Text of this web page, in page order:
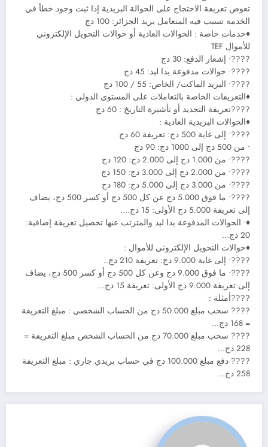
تعوض تعريفة الاحتجاج على الحوالة البريدية إذا ثبت وجود خطأ في
الخدمة تسبب فيه المتعامل بريد الجزائر: 100 دج
♦خدمات خاصة : الحوالات العادية أو حوالات التحويل الإلكتروني
للأموال TEF
????• إشعار الدفع: 30 دج
????• حوالات مدفوعة يدا ليد: 45 دج
????• البريد الماكث/ الخاص: 55 / 100 دج
♦التعريفات الخاصة بالتعاملات على المستوى الدولي :
????تعريفة التجديد أو تأشيرة التاريخ : 60 دج
♦الحوالات البريدية العادية :
????• إلى غاية 500 دج: تعريفة 60 دج
• من 500 دج إلى 1000 دج: 90 دج
????• من 1.000 دج إلى 2.000 دج: 120 دج
????• من 2.000 دج إلى 3.000 دج: 150 دج
????• من 3.000 دج إلى 5.000 دج: 180 دج
????• ما فوق 5.000 دج عن كل 500 دج أو كسر 500 دج، يضاف
إلى تعريفة 5.000 دج الأولى: 15 دج….
♦• الحوالات المدفوعة يدا ليد والمترتب عنها تحصيل تعريفة إضافية:
20 دج…
♦حوالات التحويل الإلكتروني للأموال :
????• إلى غاية 9.000 دج: تعريفة 210 دج..
????• ما فوق 9.000 دج وعن كل 500 دج أو كسر 500 دج، يضاف
إلى تعريفة 9.000 دج الأولى: تعريفة 15 دج…
????أمثلة :
???? سحب مبلغ 50.000 دج من الحساب الشخصي : مبلغ التعريفة
= 168 دج…
???? سحب مبلغ 70.000 دج من الحساب الشخص مبلغ التعريفة =
228 دج…
???? دفع مبلغ 100.000 دج في حساب بريدي جاري : مبلغ التعريفة
258 دج…